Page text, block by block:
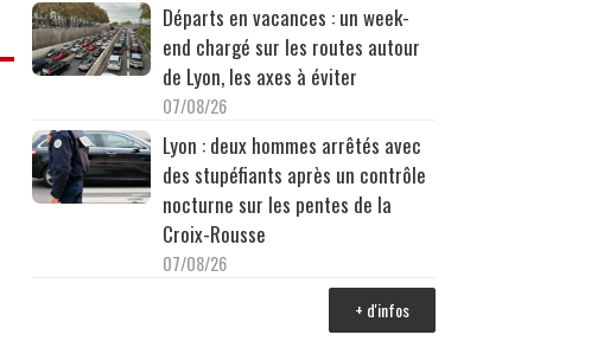
Départs en vacances : un week-
end chargé sur les routes autour
de Lyon, les axes à éviter
07/08/26
Lyon : deux hommes arrêtés avec
des stupéfiants après un contrôle
nocturne sur les pentes de la
Croix-Rousse
07/08/26
+ d'infos